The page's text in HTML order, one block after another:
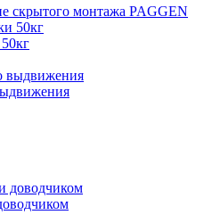
скрытого монтажа PAGGEN